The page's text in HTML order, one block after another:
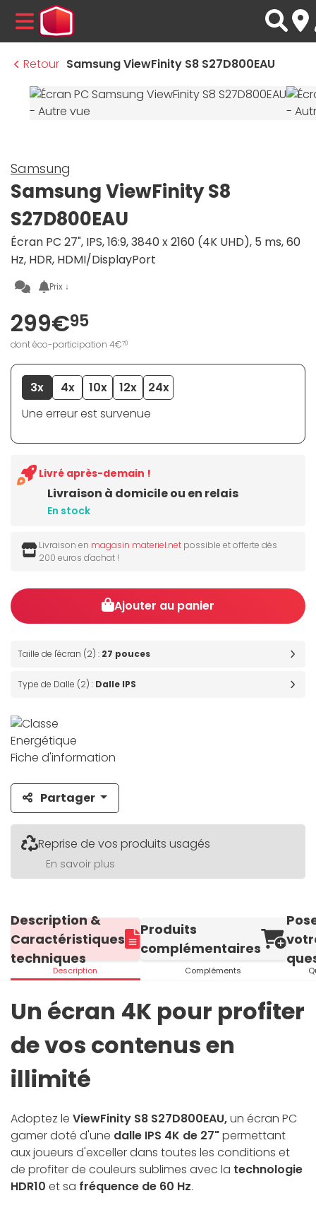
MENU
Retour Samsung ViewFinity S8 S27D800EAU
Samsung
Samsung ViewFinity S8
S27D800EAU
Écran PC 27", IPS, 16:9, 3840 x 2160 (4K UHD), 5 ms, 60
Hz, HDR, HDMI/DisplayPort
Prix ↓
299€95
dont éco-participation 4€70
3x 4x 10x 12x
24x
Une erreur est survenue
Livraison à domicile ou en relais
En stock
Livré après-demain !
Livraison en magasin materiel.net possible et offerte dès
200 euros d'achat !
Ajouter au panier
Taille de l'écran (2) : 27 pouces
Type de Dalle (2) : Dalle IPS
Fiche d'information
Partager
Reprise de vos produits usagés
En savoir plus
Description &
Caractéristiques
techniques
Description
Produits
complémentaires
Compléments
Un écran 4K pour profiter
de vos contenus en
illimité
Adoptez le ViewFinity S8 S27D800EAU,un écran PC
gamer doté d'une dalle IPS 4K de 27"permettant
aux joueurs d'exceller dans toutes les conditions et
de profiter de couleurs sublimes avec la technologie
HDR10 et sa fréquence de 60 Hz.